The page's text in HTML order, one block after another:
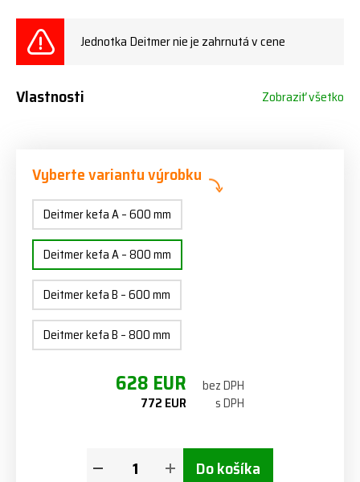
Jednotka Deitmer nie je zahrnutá v cene
Vlastnosti Zobraziť všetko
Vyberte variantu výrobku
Deitmer kefa A – 600 mm
Deitmer kefa A – 800 mm
Deitmer kefa B – 600 mm
Deitmer kefa B – 800 mm
628 EUR bez DPH
772 EUR s DPH
Do košíka